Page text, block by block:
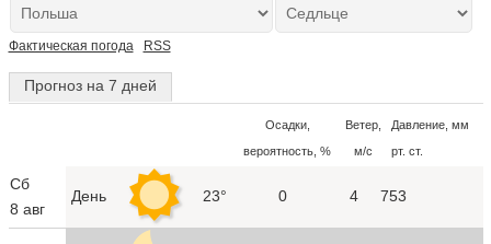
Фактическая погода RSS
Прогноз на 7 дней
Осадки,
вероятность, %
Ветер,
м/с
Давление, мм
рт. ст.
Сб
8 авг
День 23° 0 4 753